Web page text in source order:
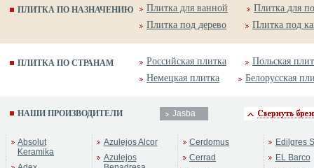
ПЛИТКА ПО НАЗНАЧЕНИЮ Плитка для ванной
Плитка для
Плитка под дерево
Плитка под
ПЛИТКА ПО СТРАНАМ Российская плитка
Польская
Немецкая плитка
Белорусская
НАШИ ПРОИЗВОДИТЕЛИ Jasba
Absolut
Keramika
Azulejos Alcor
Azulejos
Cerdomus
Cerrad
Edilgres
EL Barco